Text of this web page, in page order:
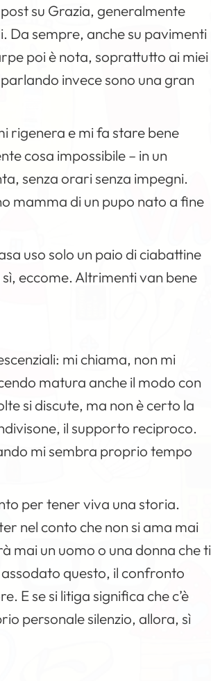
su Grazia, generalmente
Da sempre, anche su pavimenti
poi è nota, soprattutto ai miei
invece sono una gran
rigenera e mi fa stare bene
cosa impossibile – in un
senza orari senza impegni.
mamma di un pupo nato a fine
uso solo un paio di ciabattine
eccome. Altrimenti van bene
mi chiama, non mi
matura anche il modo con
si discute, ma non è certo la
il supporto reciproco.
mi sembra proprio tempo
per tener viva una storia.
nel conto che non si ama mai
mai un uomo o una donna che ti
questo, il confronto
E se si litiga significa che c’è
personale silenzio, allora, sì